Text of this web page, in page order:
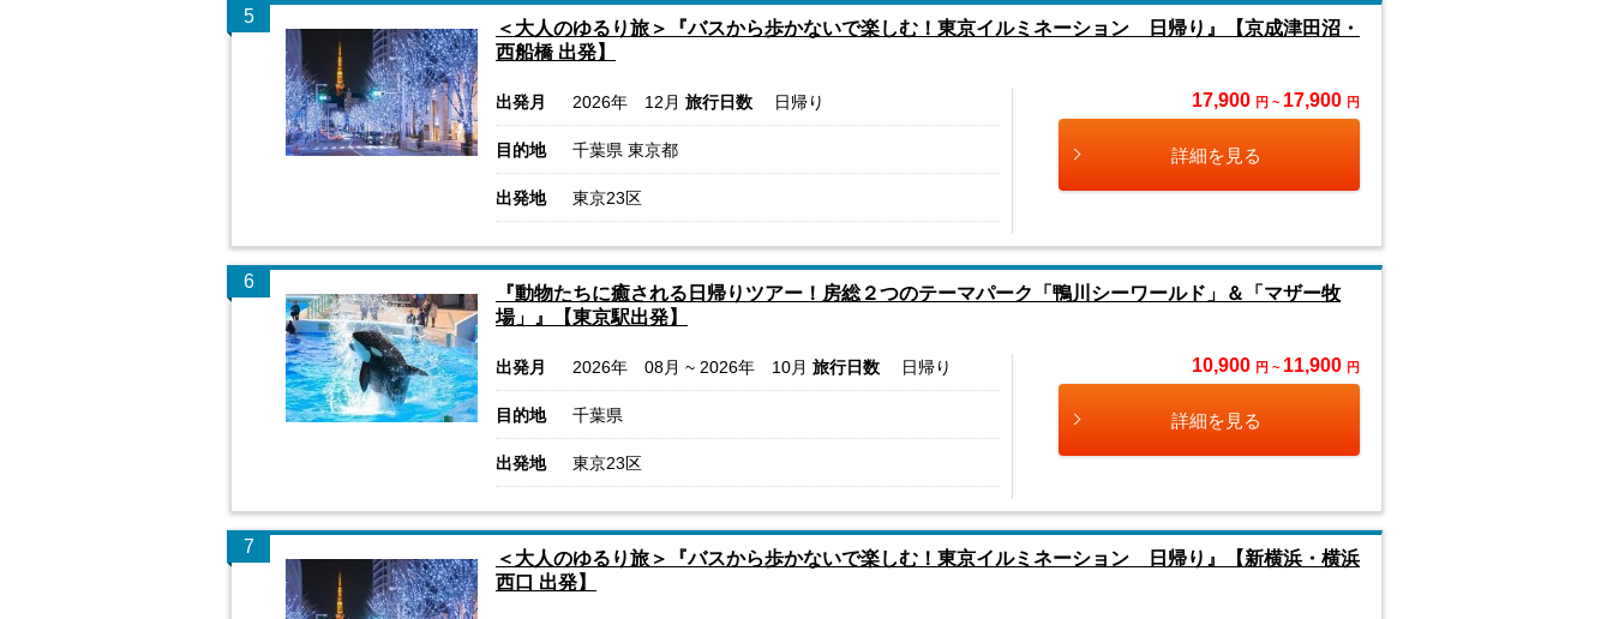
5
＜大人のゆるり旅＞『バスから歩かないで楽しむ！東京イルミネーション 日帰り』【京成津田沼・
西船橋 出発】
出発月 2026年 12月 旅行日数 日帰り
目的地 千葉県 東京都
出発地 東京23区
17,900 円 ~ 17,900 円
詳細を見る
6
『動物たちに癒される日帰りツアー！房総２つのテーマパーク「鴨川シーワールド」＆「マザー牧
場」』【東京駅出発】
出発月 2026年 08月 ~ 2026年 10月 旅行日数 日帰り
目的地 千葉県
出発地 東京23区
10,900 円 ~ 11,900 円
詳細を見る
7
＜大人のゆるり旅＞『バスから歩かないで楽しむ！東京イルミネーション 日帰り』【新横浜・横浜
西口 出発】